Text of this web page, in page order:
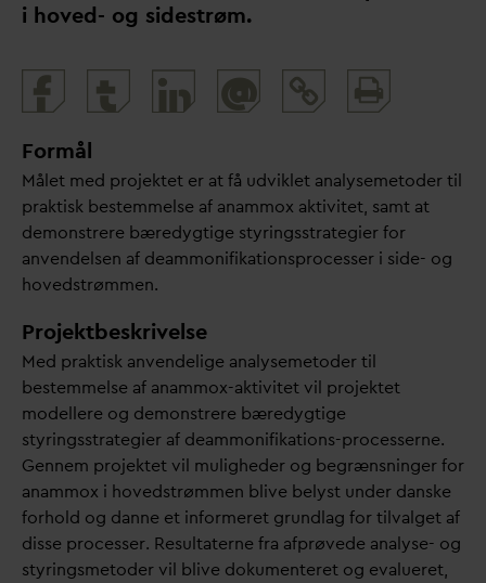
i hoved- og sidestrøm.
@
and
Formål
Målet med projektet er at få udviklet analysemetoder til
praktisk bestemmelse af anammox aktivitet, samt at
demonstrere bæredygtige styringsstrategier for
anvendelsen af deammonifikationsprocesser i side- og
hovedstrømmen.
Projektbeskrivelse
Med praktisk anvendelige analysemetoder til
bestemmelse af anammox-aktivitet vil projektet
modellere og demonstrere bæredygtige
styringsstrategier af deammonifikations-processerne.
Gennem projektet vil muligheder og begrænsninger for
anammox i hovedstrømmen blive belyst under danske
forhold og danne et informeret grundlag for tilvalget af
disse processer. Resultaterne fra afprøvede analyse- og
styringsmetoder vil blive dokumenteret og evalueret,